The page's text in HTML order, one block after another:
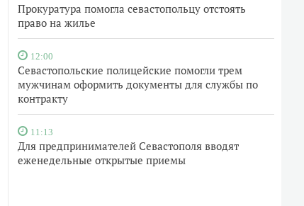
Прокуратура помогла севастопольцу отстоять
право на жилье
12:00
Севастопольские полицейские помогли трем
мужчинам оформить документы для службы по
контракту
11:13
Для предпринимателей Севастополя вводят
еженедельные открытые приемы